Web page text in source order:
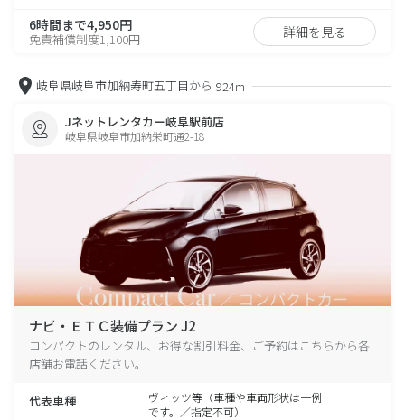
6時間まで4,950円
免責補償制度1,100円 詳細を見る
岐阜県岐阜市加納寿町五丁目から 924m
Jネットレンタカー岐阜駅前店
岐阜県岐阜市加納栄町通2-18
ナビ・ＥＴＣ装備プラン J2
コンパクトのレンタル、お得な割引料金、ご予約はこちらから各
店舗お電話ください。
代表車種
ヴィッツ等（車種や車両形状は一例
です。／指定不可）